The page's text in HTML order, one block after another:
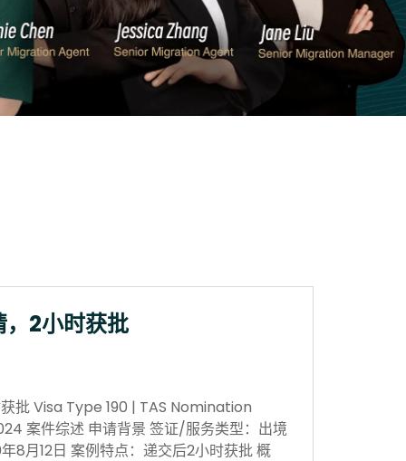
2小时获批
批 Visa Type 190 | TAS Nomination
案件综述 申请背景 签证/服务类型：出境
8月12日 案例特点：递交后2小时获批 概